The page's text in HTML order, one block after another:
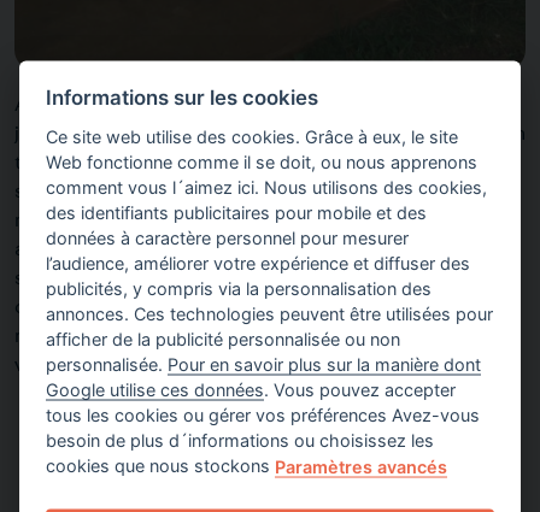
Autrefois le centre était ouvert quelques heures dans la
journée ; maintenant il est ouvert 24 heures sur 24. Dans un
tel contexte, la délinquance juvénile se développe avec
son lot de graves conséquences. Ainsi, beaucoup de
mères célibataires accouchent à 17 ans, sans avoir eu
aucune visite prénatale. Les parents arrivent au centre de
santé avec des attentes plus diversifiées : demande de
consultations, analyses de laboratoire, demande de
médicaments, de pansements, visites prénatales,
vaccinations…
Informations sur les cookies
Ce site web utilise des cookies. Grâce à eux, le site
Web fonctionne comme il se doit, ou nous apprenons
comment vous l´aimez ici. Nous utilisons des cookies,
des identifiants publicitaires pour mobile et des
données à caractère personnel pour mesurer
l’audience, améliorer votre expérience et diffuser des
publicités, y compris via la personnalisation des
annonces. Ces technologies peuvent être utilisées pour
afficher de la publicité personnalisée ou non
personnalisée. Pour en savoir plus sur la manière dont
Google utilise ces données . Vous pouvez accepter
tous les cookies ou gérer vos préférences Avez-vous
besoin de plus d´informations ou choisissez les
cookies que nous stockons Paramètres avancés